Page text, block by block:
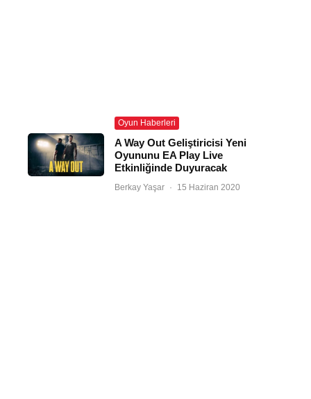
Oyun Haberleri
A Way Out Geliştiricisi Yeni
Oyununu EA Play Live
Etkinliğinde Duyuracak
Berkay Yaşar · 15 Haziran 2020